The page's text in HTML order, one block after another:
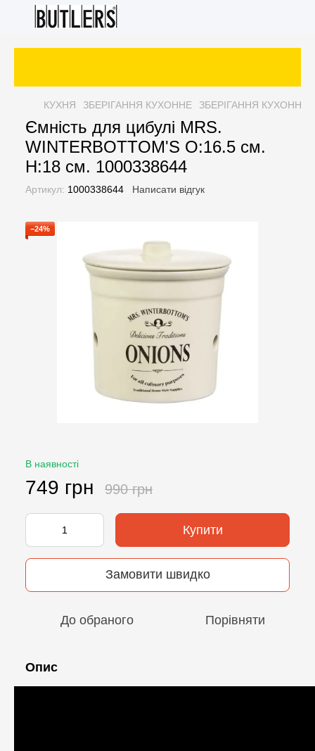
КУХНЯ ЗБЕРІГАННЯ КУХОННЕ ЗБЕРІГАННЯ КУХОННЕ
Ємність для цибулі MRS.
WINTERBOTTOM'S O:16.5 см.
H:18 см. 1000338644
Артикул: 1000338644 Написати відгук
−24%
В наявності
749 грн 990 грн
Купити
Замовити швидко
До обраного Порівняти
Опис